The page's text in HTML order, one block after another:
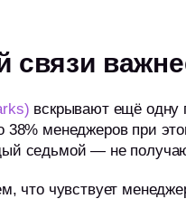
связи
вскрывают ещё одну
38% менеджеров при
седьмой — не
что чувствует